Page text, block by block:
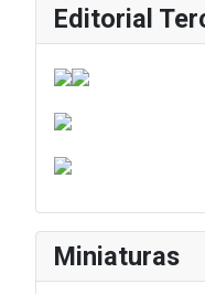
Editorial
Miniaturas